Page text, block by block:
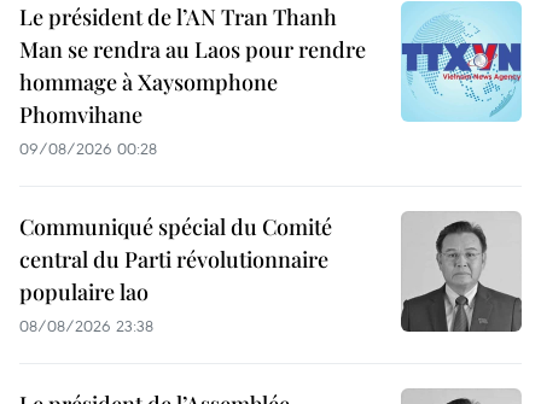
Le président de l’AN Tran Thanh
Man se rendra au Laos pour rendre
hommage à Xaysomphone
Phomvihane
09/08/2026 00:28
Communiqué spécial du Comité
central du Parti révolutionnaire
populaire lao
08/08/2026 23:38